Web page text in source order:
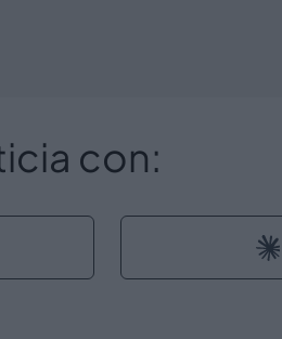
con: